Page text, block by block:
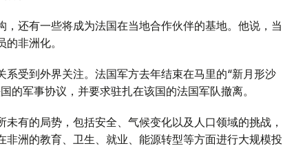
还有一些将成为法国在当地合作伙伴的基地。他说，当
非洲化。
受到外界关注。法国军方去年结束在马里的“新月形沙
的军事协议，并要求驻扎在该国的法国军队撤离。
有的局势，包括安全、气候变化以及人口领域的挑战，
洲的教育、卫生、就业、能源转型等方面进行大规模投